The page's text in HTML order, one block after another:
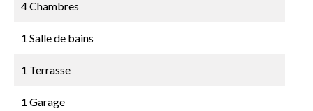
4 Chambres
1 Salle de bains
1 Terrasse
1 Garage